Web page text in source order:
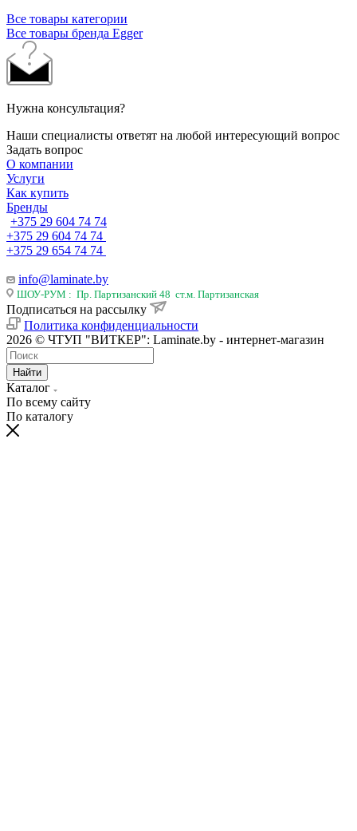
Все товары категории
Все товары бренда Egger
Нужна консультация?
Наши специалисты ответят на любой интересующий вопрос
Задать вопрос
О компании
Услуги
Как купить
Бренды
+375 29 604 74 74
+375 29 604 74 74
+375 29 654 74 74
info@laminate.by
ШОУ-РУМ : Пр. Партизанский 48 ст.м. Партизанская
Подписаться на рассылку
Политика конфиденциальности
2026 © ЧТУП "ВИТКЕР": Laminate.by - интернет-магазин
Найти
Каталог
По всему сайту
По каталогу